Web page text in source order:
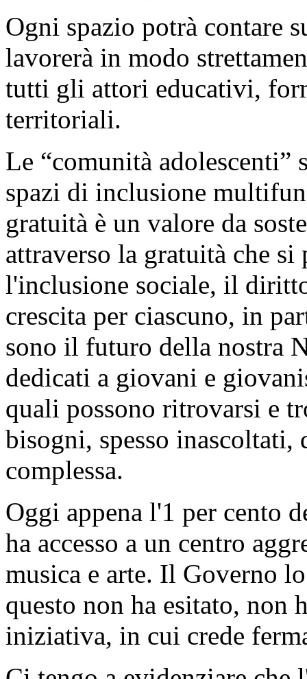
Ogni spazio potrà contare
lavorerà in modo
tutti gli attori educativi,
territoriali.
Le “comunità adolescenti”
spazi di inclusione
gratuità è un valore da
attraverso la gratuità che
l'inclusione sociale, il
crescita per ciascuno, in
sono il futuro della nostra
dedicati a giovani e
quali possono ritrovarsi e
bisogni, spesso inascoltati,
complessa.
Oggi appena l'1 per cento
ha accesso a un centro
musica e arte. Il Governo
questo non ha esitato, non
iniziativa, in cui crede